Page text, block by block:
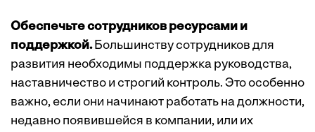
Обеспечьте сотрудников ресурсами и
поддержкой.Большинству сотрудников для
развития необходимы поддержка руководства,
наставничество и строгий контроль. Это особенно
важно, если они начинают работать на должности,
недавно появившейся в компании, или их